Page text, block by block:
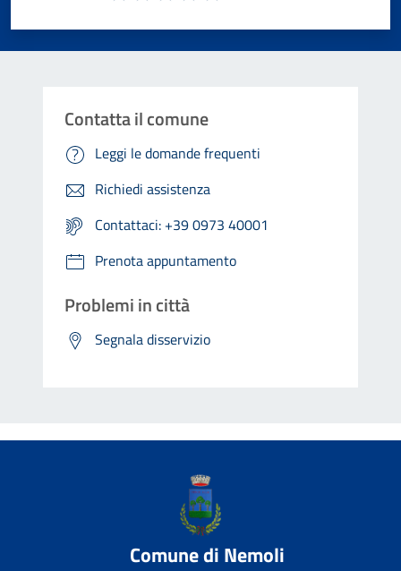
Contatta il comune
Leggi le domande frequenti
Richiedi assistenza
Contattaci: +39 0973 40001
Prenota appuntamento
Problemi in città
Segnala disservizio
Comune di Nemoli